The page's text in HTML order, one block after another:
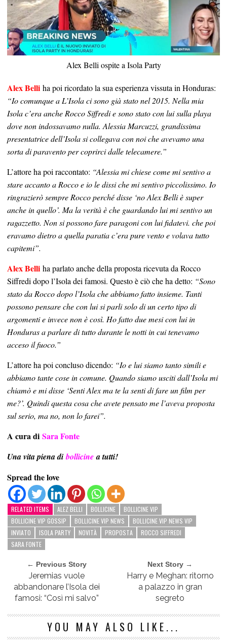
Alex Belli ospite a Isola Party
Alex Belli ha poi ricordato la sua esperienza vissuta in Honduras:
“Io comunque a L’Isola ci sono già stato nel 2015. Nella mia
Isola c’era anche Rocco Siffredi e sono stato con lui sulla playa
dove non indossavamo nulla. Alessia Marcuzzi, grandissima
presentatrice dell’Isola si collegava con noi che avevamo una
sorta di paravento per coprirci dalle telecamere.”
L’attore ha poi raccontato: “Alessia mi chiese come mi sentivo a
stare accanto a Rocco e io le dissi che mi sentivo piccolissimo. Io
ringrazierò sempre Rocco perché disse ‘no Alex Belli è super
anche in quello’. Ma la verità è che guardando lui mi sentivo un
ragazzetto. Non si possono fare paragoni con lui fidatevi. che poi
eravamo dietro a quella paratia c’era pure vento e volava tutto
capitemi”.
Alex Belli ha parlato anche della proposta ricevuta da Rocco
Siffredi dopo l’Isola dei famosi. Questo è ciò che ha detto: “Sono
stato da Rocco dopo l’Isola che abbiamo fatto insieme. Tanti
possono pensare che con lui si parli solo di un certo tipo di
argomenti e invece non è così. Ho fatto due mesi con lui in
Honduras a parlare di tutto durante le notti in cui tenevamo
acceso il fuoco.”
L’attore ha poi concluso dicendo: “Io e lui siamo tanto simili e
abbiamo tante cose in comune. Quando siamo usciti dall’Isola mi
chiamò e mi disse ‘Senti Alex ma te la senti di fare un film per
me?’. Quindi questa cosa che avete pensato me l’aveva proposta
sul serio, ma no, non lo farei”.
A cura di Sara Fonte
Una vita piena dibollicinea tutti!
Spread the love
RELATED ITEMS ALEZ BELLI BOLLICINE
BOLLICINE VIP
BOLLICINE VIP GOSSIP
BOLLICINE VIP NEWS
BOLLICINE VIP NEWS VIP
INVIATO
ISOLA PARTY NOVITÀ PROPOSTA
ROCCO SIFFREDI
SARA FONTE
← Previous Story
Jeremias vuole
abbandonare l’Isola dei
famosi: “Così mi salvo”
Next Story →
Harry e Meghan: ritorno
a palazzo in gran
segreto
YOU MAY ALSO LIKE...